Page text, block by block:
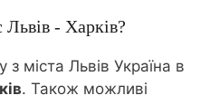
- Харків?
міста Львів Україна в
. Також можливі